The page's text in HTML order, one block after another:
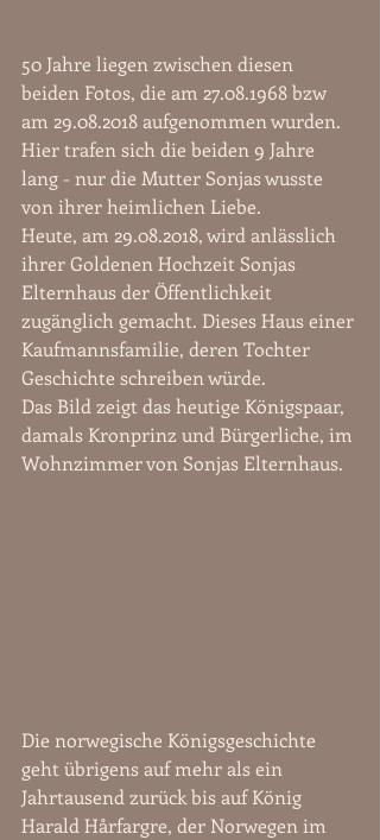
50 Jahre liegen zwischen diesen
beiden Fotos, die am 27.08.1968 bzw
am 29.08.2018 aufgenommen wurden.
Hier trafen sich die beiden 9 Jahre
lang - nur die Mutter Sonjas wusste
von ihrer heimlichen Liebe.
Heute, am 29.08.2018, wird anlässlich
ihrer Goldenen Hochzeit Sonjas
Elternhaus der Öffentlichkeit
zugänglich gemacht. Dieses Haus einer
Kaufmannsfamilie, deren Tochter
Geschichte schreiben würde.
Das Bild zeigt das heutige Königspaar,
damals Kronprinz und Bürgerliche, im
Wohnzimmer von Sonjas Elternhaus.
Die norwegische Königsgeschichte
geht übrigens auf mehr als ein
Jahrtausend zurück bis auf König
Harald Hårfargre, der Norwegen im